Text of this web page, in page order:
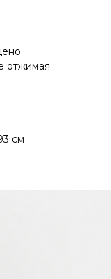
отжимая
см